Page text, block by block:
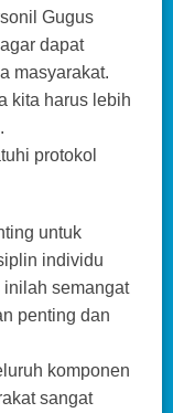
Gugus
dapat
masyarakat.
kita harus lebih
protokol
untuk
individu
semangat
penting dan
komponen
sangat